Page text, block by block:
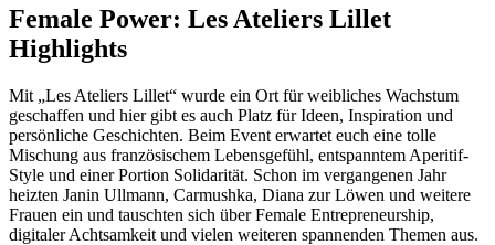
Female Power: Les Ateliers Lillet
Highlights
Mit „Les Ateliers Lillet“ wurde ein Ort für weibliches Wachstum
geschaffen und hier gibt es auch Platz für Ideen, Inspiration und
persönliche Geschichten. Beim Event erwartet euch eine tolle
Mischung aus französischem Lebensgefühl, entspanntem Aperitif-
Style und einer Portion Solidarität. Schon im vergangenen Jahr
heizten Janin Ullmann, Carmushka, Diana zur Löwen und weitere
Frauen ein und tauschten sich über Female Entrepreneurship,
digitaler Achtsamkeit und vielen weiteren spannenden Themen aus.